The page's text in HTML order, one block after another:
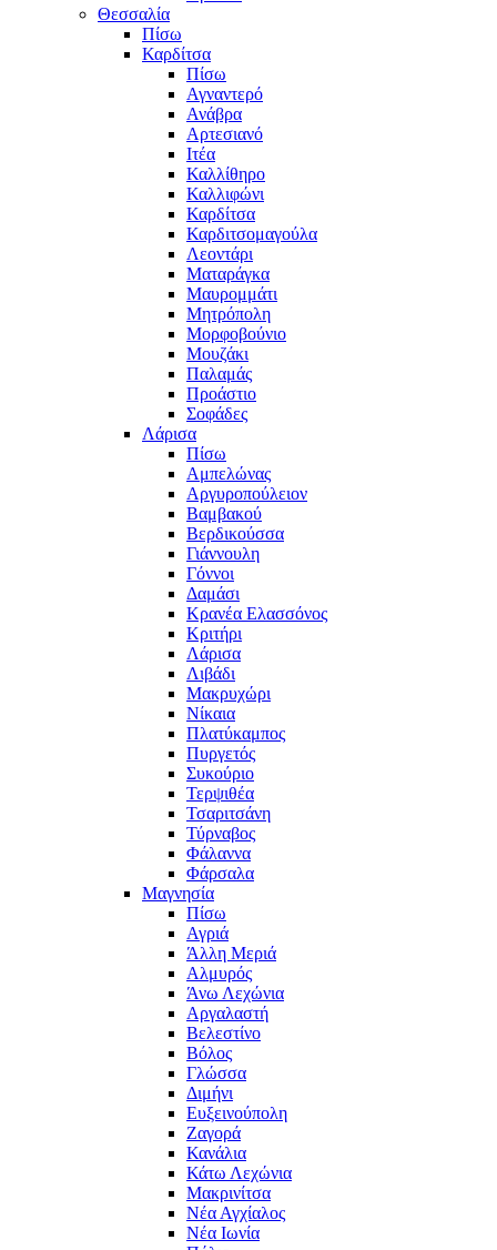
Θεσσαλία
Πίσω
Καρδίτσα
Πίσω
Αγναντερό
Ανάβρα
Αρτεσιανό
Ιτέα
Καλλίθηρο
Καλλιφώνι
Καρδίτσα
Καρδιτσομαγούλα
Λεοντάρι
Ματαράγκα
Μαυρομμάτι
Μητρόπολη
Μορφοβούνιο
Μουζάκι
Παλαμάς
Προάστιο
Σοφάδες
Λάρισα
Πίσω
Αμπελώνας
Αργυροπούλειον
Βαμβακού
Βερδικούσσα
Γιάννουλη
Γόννοι
Δαμάσι
Κρανέα Ελασσόνος
Κριτήρι
Λάρισα
Λιβάδι
Μακρυχώρι
Νίκαια
Πλατύκαμπος
Πυργετός
Συκούριο
Τερψιθέα
Τσαριτσάνη
Τύρναβος
Φάλαννα
Φάρσαλα
Μαγνησία
Πίσω
Αγριά
Άλλη Μεριά
Αλμυρός
Άνω Λεχώνια
Αργαλαστή
Βελεστίνο
Βόλος
Γλώσσα
Διμήνι
Ευξεινούπολη
Ζαγορά
Κανάλια
Κάτω Λεχώνια
Μακρινίτσα
Νέα Αγχίαλος
Νέα Ιωνία